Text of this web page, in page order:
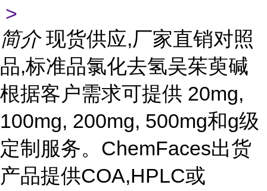
>
简介 现货供应,厂家直销对照
品,标准品氯化去氢吴茱萸碱
根据客户需求可提供 20mg,
100mg, 200mg, 500mg和g级
定制服务。ChemFaces出货
产品提供COA,HPLC或